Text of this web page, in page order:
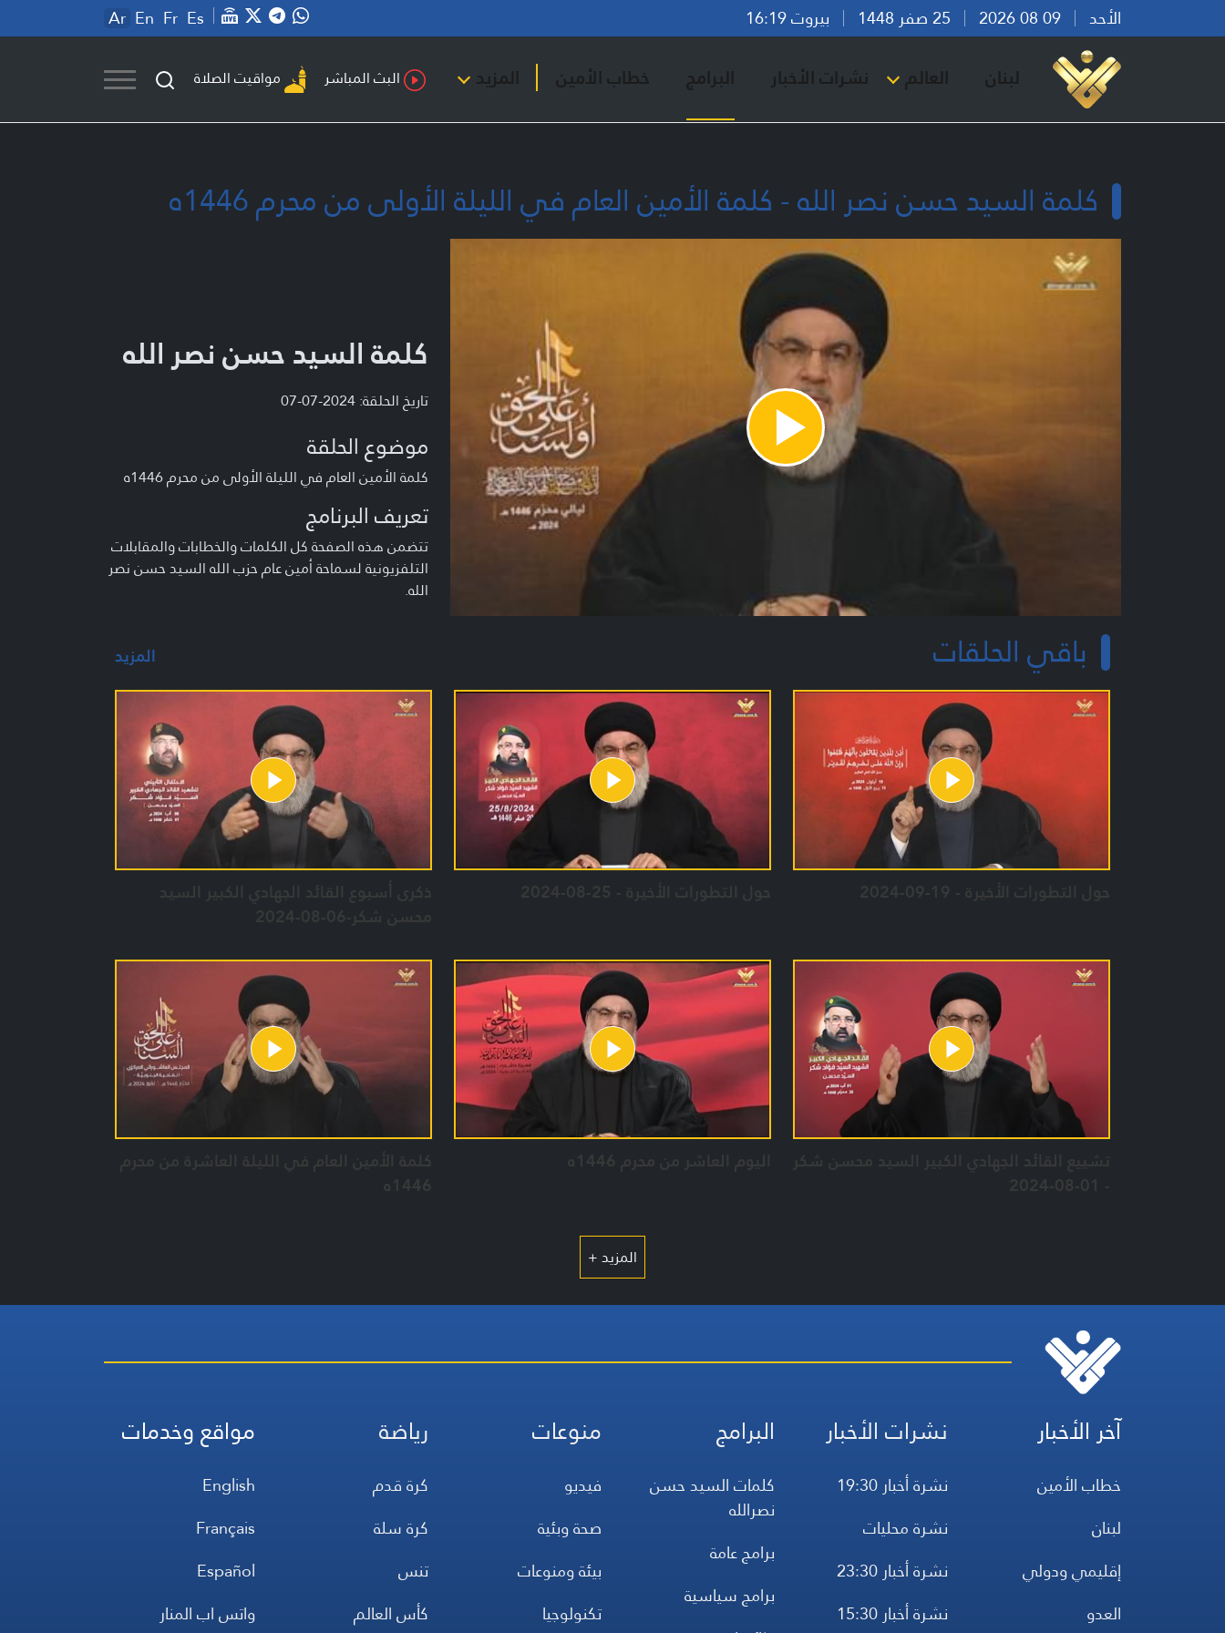
الأحد بيروت 16:19 Ar En Fr Es
لبنان العالم نشرات الأخبار البرامج خطاب الأمين المزيد البث المباشر مواقيت الصلاة
كلمة السيد حسن نصر الله - كلمة الأمين العام في الليلة الأولى من محرم 1446ه
Play
Video
كلمة السيد حسن نصر الله
تاريخ الحلقة: 2024-07-07
موضوع الحلقة
كلمة الأمين العام في الليلة الأولى من محرم 1446ه
تعريف البرنامج
تتضمن هذه الصفحة كل الكلمات والخطابات والمقابلات
التلفزيونية لسماحة أمين عام حزب الله السيد حسن نصر
الله.
باقي الحلقات المزيد
حول التطورات الأخيرة - 19-09-2024 حول التطورات الأخيرة - 25-08-2024
ذكرى أسبوع القائد الجهادي الكبير السيد
محسن شكر-06-08-2024
تشييع القائد الجهادي الكبير السيد محسن شكر
اليوم العاشر من محرم 1446ه
كلمة الأمين العام في الليلة العاشرة من محرم
1446ه
المزيد +
آخر الأخبار
خطاب الأمين
لبنان
إقليمي ودولي
العدو
نشرات الأخبار
نشرة أخبار 19:30
نشرة محليات
نشرة أخبار 23:30
نشرة أخبار 15:30
البرامج
كلمات السيد حسن
نصرالله
برامج عامة
برامج سياسية
منوعات
فيديو
صحة وبئية
بيئة ومنوعات
تكنولوجيا
رياضة
كرة قدم
كرة سلة
تنس
كأس العالم
مواقع وخدمات
English
Français
Español
واتس اب المنار